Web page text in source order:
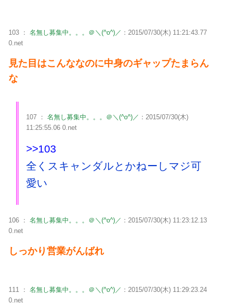
103 ： 名無し募集中。。。＠＼(^o^)／ ：2015/07/30(木) 11:21:43.77
0.net
見た目はこんななのに中身のギャップたまらん
な
107 ： 名無し募集中。。。＠＼(^o^)／ ：2015/07/30(木)
11:25:55.06 0.net
>>103
全くスキャンダルとかねーしマジ可
愛い
106 ： 名無し募集中。。。＠＼(^o^)／ ：2015/07/30(木) 11:23:12.13
0.net
しっかり営業がんばれ
111 ： 名無し募集中。。。＠＼(^o^)／ ：2015/07/30(木) 11:29:23.24
0.net